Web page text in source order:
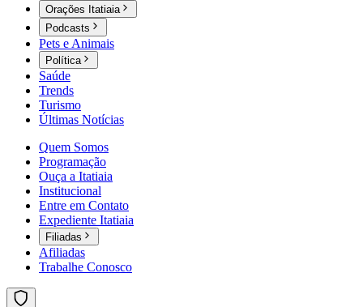
Orações Itatiaia
Podcasts
Pets e Animais
Política
Saúde
Trends
Turismo
Últimas Notícias
Quem Somos
Programação
Ouça a Itatiaia
Institucional
Entre em Contato
Expediente Itatiaia
Filiadas
Afiliadas
Trabalhe Conosco